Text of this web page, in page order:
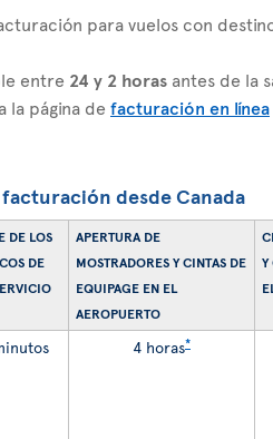
para vuelos con
entre 24 y 2 horas antes de la
la página de facturación en línea
desde Canada
DE LOS
DE
APERTURA DE
MOSTRADORES Y CINTAS DE
EQUIPAGE EN EL
AEROPUERTO
Y
4 horas*